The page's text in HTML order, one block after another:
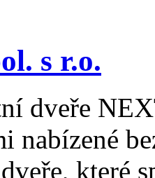
s r.o.
dveře
nabízené
které